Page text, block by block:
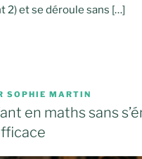
2) et se déroule sans […]
SOPHIE MARTIN
en maths sans